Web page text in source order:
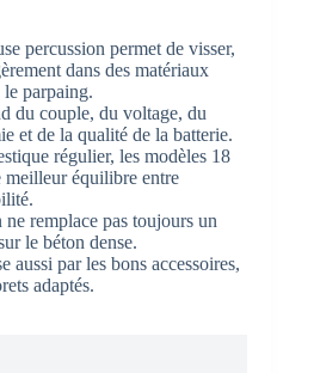
percussion permet de visser,
dans des matériaux
parpaing.
du couple, du voltage, du
et de la qualité de la batterie.
régulier, les modèles 18
équilibre entre
remplace pas toujours un
le béton dense.
aussi par les bons accessoires,
adaptés.